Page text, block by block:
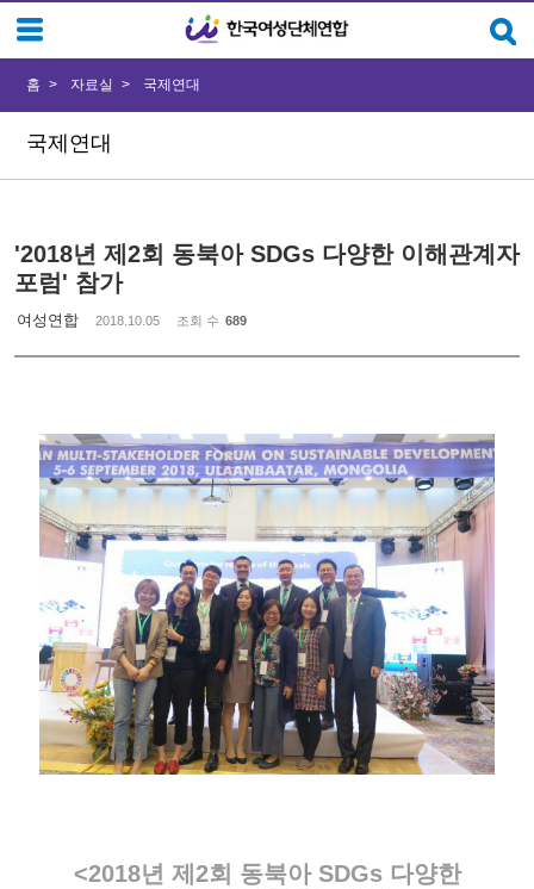
국제연대
홈 자료실 국제연대
'2018년 제2회 동북아 SDGs 다양한 이해관계자
포럼' 참가
여성연합 2018.10.05 조회 수 689
<2018년 제2회 동북아 SDGs 다양한